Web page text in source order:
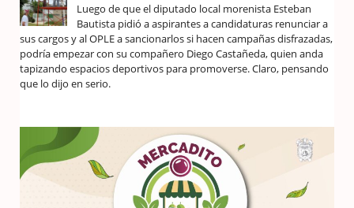
Luego de que el diputado local morenista Esteban
Bautista pidió a aspirantes a candidaturas renunciar a
sus cargos y al OPLE a sancionarlos si hacen campañas disfrazadas,
podría empezar con su compañero Diego Castañeda, quien anda
tapizando espacios deportivos para promoverse. Claro, pensando
que lo dijo en serio.